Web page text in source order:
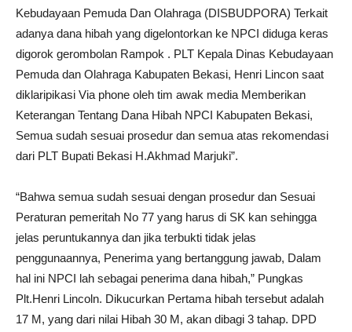
Kebudayaan Pemuda Dan Olahraga (DISBUDPORA) Terkait
adanya dana hibah yang digelontorkan ke NPCI diduga keras
digorok gerombolan Rampok . PLT Kepala Dinas Kebudayaan
Pemuda dan Olahraga Kabupaten Bekasi, Henri Lincon saat
diklaripikasi Via phone oleh tim awak media Memberikan
Keterangan Tentang Dana Hibah NPCI Kabupaten Bekasi,
Semua sudah sesuai prosedur dan semua atas rekomendasi
dari PLT Bupati Bekasi H.Akhmad Marjuki”.
“Bahwa semua sudah sesuai dengan prosedur dan Sesuai
Peraturan pemeritah No 77 yang harus di SK kan sehingga
jelas peruntukannya dan jika terbukti tidak jelas
penggunaannya, Penerima yang bertanggung jawab, Dalam
hal ini NPCI lah sebagai penerima dana hibah,” Pungkas
Plt.Henri Lincoln. Dikucurkan Pertama hibah tersebut adalah
17 M, yang dari nilai Hibah 30 M, akan dibagi 3 tahap. DPD